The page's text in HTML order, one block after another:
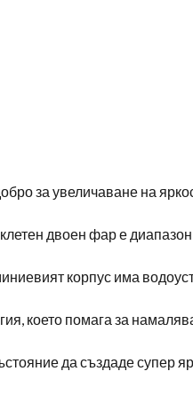
за увеличаване на
двоен фар е
корпус има
което помага за
да създаде супер